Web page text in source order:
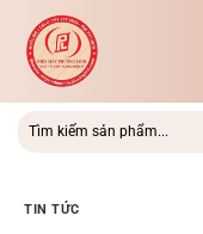
qua
dung
TIN TỨC